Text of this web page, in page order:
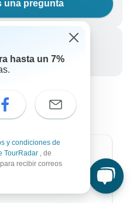
una pregunta
hasta un 7%
y condiciones de
TourRadar , de
recibir correos